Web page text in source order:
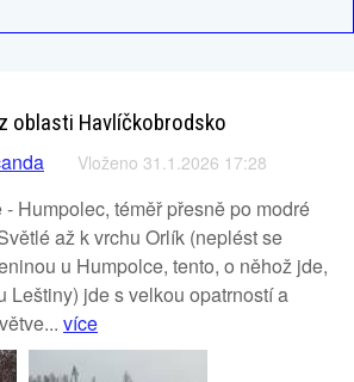
oblasti Havlíčkobrodsko
Vloženo 31.1.2026 17:28
Humpolec, téměř přesně po modré
až k vrchu Orlík (neplést se
u Humpolce, tento, o něhož jde,
Leštiny) jde s velkou opatrností a
více